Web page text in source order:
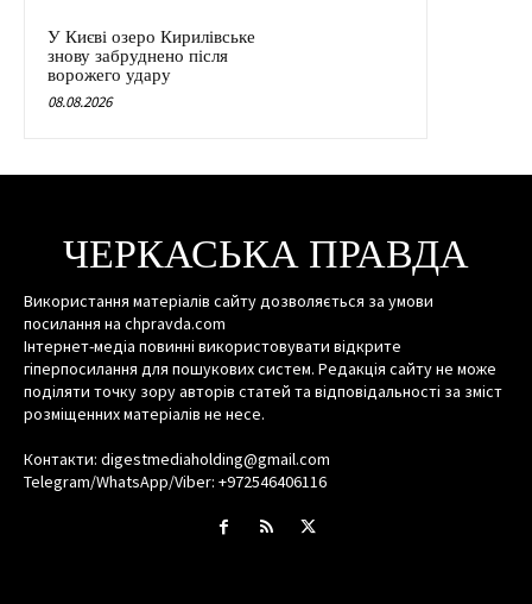
У Києві озеро Кирилівське
знову забруднено після
ворожего удару
08.08.2026
ЧЕРКАСЬКА ПРАВДА
Використання матеріалів сайту дозволяється за умови
посилання на chpravda.com
Інтернет-медіа повинні використовувати відкрите
гіперпосилання для пошукових систем. Редакція сайту не може
поділяти точку зору авторів статей та відповідальності за зміст
розміщенних матеріалів не несе.
Контакти: digestmediaholding@gmail.com
Telegram/WhatsApp/Viber: +972546406116